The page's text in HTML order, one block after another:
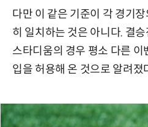
다만 이 같은 기준이 각 경기
히 일치하는 것은 아니다. 결
스타디움의 경우 평소 다른
입을 허용해 온 것으로 알려졌